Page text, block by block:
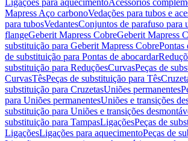
Ligações para aquecimentoAcessórios
Mapress Aço carbonoVedações para tubos e
para tubosVedantesConjuntos de parafuso para
flangeGeberit Mapress CobreGeberit Mapress
substituição para Geberit Mapress CobrePontas
de substituição para Pontas de abocardar
substituição para ReduçõesCurvasPeças de
CurvasTêsPeças de substituição para Tês
substituição para CruzetasUniões permanentes
para Uniões permanentesUniões e transições
substituição para Uniões e transições
substituição para TampasLigaçõesPeças de
LigaçõesLigações para aquecimentoPeças de